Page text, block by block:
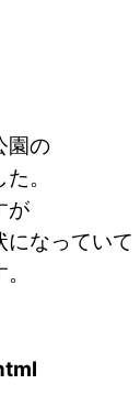
園の
。
が
になっていて